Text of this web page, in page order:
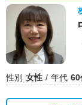
性別 女性 年代 60